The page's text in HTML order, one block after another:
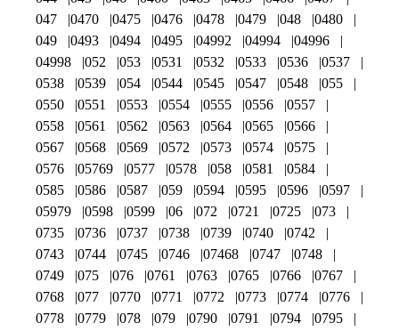
047
0470 0475 0476 0478 0479 048
0480
049
0493 0494 0495 04992 04994
04996
04998
052 053 0531 0532 0533 0536
0537
0538
0539 054 0544 0545 0547 0548
055
0550
0551 0553 0554 0555 0556
0557
0558
0561 0562 0563 0564 0565
0566
0567
0568 0569 0572 0573 0574
0575
0576
05769 0577 0578 058 0581
0584
0585
0586 0587 059 0594 0595 0596
0597
05979
0598 0599 06 072 0721 0725
073
0735
0736 0737 0738 0739 0740
0742
0743
0744 0745 0746 07468 0747
0748
0749
075 076 0761 0763 0765 0766
0767
0768
077 0770 0771 0772 0773 0774
0776
0778
0779 078 079 0790 0791 0794
0795